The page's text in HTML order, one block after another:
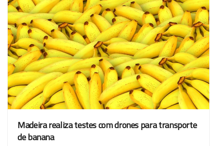
Madeira realiza testes com drones para transporte
de banana